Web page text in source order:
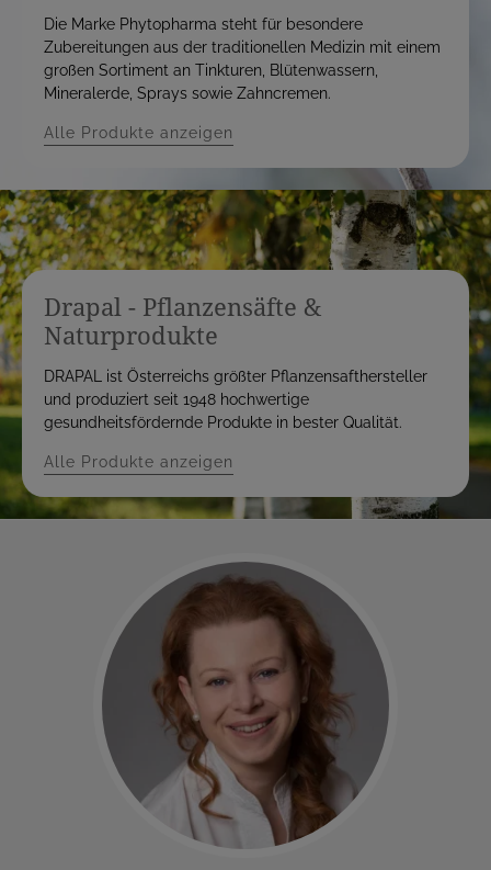
Die Marke Phytopharma steht für besondere
Zubereitungen aus der traditionellen Medizin mit einem
großen Sortiment an Tinkturen, Blütenwassern,
Mineralerde, Sprays sowie Zahncremen.
Alle Produkte anzeigen
Drapal - Pflanzensäfte &
Naturprodukte
DRAPAL ist Österreichs größter Pflanzensafthersteller
und produziert seit 1948 hochwertige
gesundheitsfördernde Produkte in bester Qualität.
Alle Produkte anzeigen